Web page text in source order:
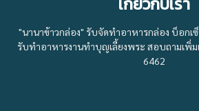
"นานาข้าวกล่อง" รับจัดทำอาหารกล่อง บ็อกเ
รับทำอาหารงานทำบุญเลี้ยงพระ สอบถามเพิ่
6462